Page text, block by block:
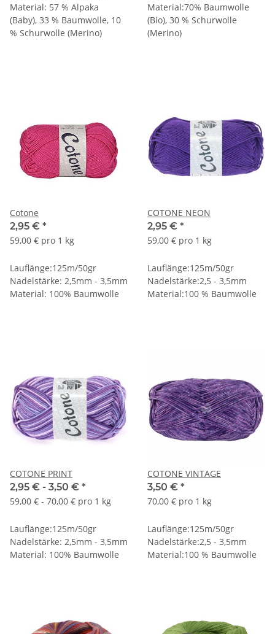
Material: 57 % Alpaka
(Baby), 33 % Baumwolle, 10
% Schurwolle (Merino)
Material:70% Baumwolle
(Bio), 30 % Schurwolle
(Merino)
Cotone
2,95 € *
59,00 € pro 1 kg
Lauflänge:125m/50gr
Nadelstärke: 2,5mm - 3,5mm
Material: 100% Baumwolle
COTONE NEON
2,95 € *
59,00 € pro 1 kg
Lauflänge:125m/50gr
Nadelstärke:2,5 - 3,5mm
Material:100 % Baumwolle
COTONE PRINT
2,95 € - 3,50 € *
59,00 € - 70,00 € pro 1 kg
Lauflänge:125m/50gr
Nadelstärke: 2,5mm - 3,5mm
Material: 100% Baumwolle
COTONE VINTAGE
3,50 € *
70,00 € pro 1 kg
Lauflänge:125m/50gr
Nadelstärke:2,5 - 3,5mm
Material:100 % Baumwolle